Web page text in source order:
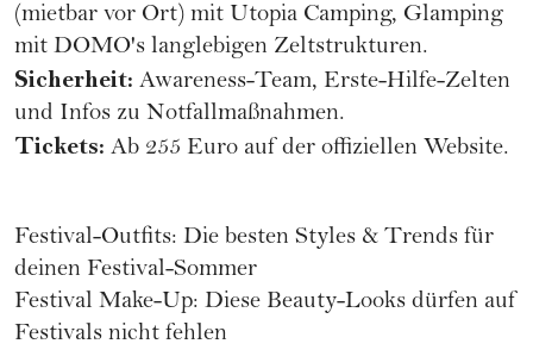
(mietbar vor Ort) mit Utopia Camping, Glamping
mit DOMO's langlebigen Zeltstrukturen.
Sicherheit: Awareness-Team, Erste-Hilfe-Zelten
und Infos zu Notfallmaßnahmen.
Tickets: Ab 255 Euro auf der offiziellen Website.
Festival-Outfits: Die besten Styles & Trends für
deinen Festival-Sommer
Festival Make-Up: Diese Beauty-Looks dürfen auf
Festivals nicht fehlen